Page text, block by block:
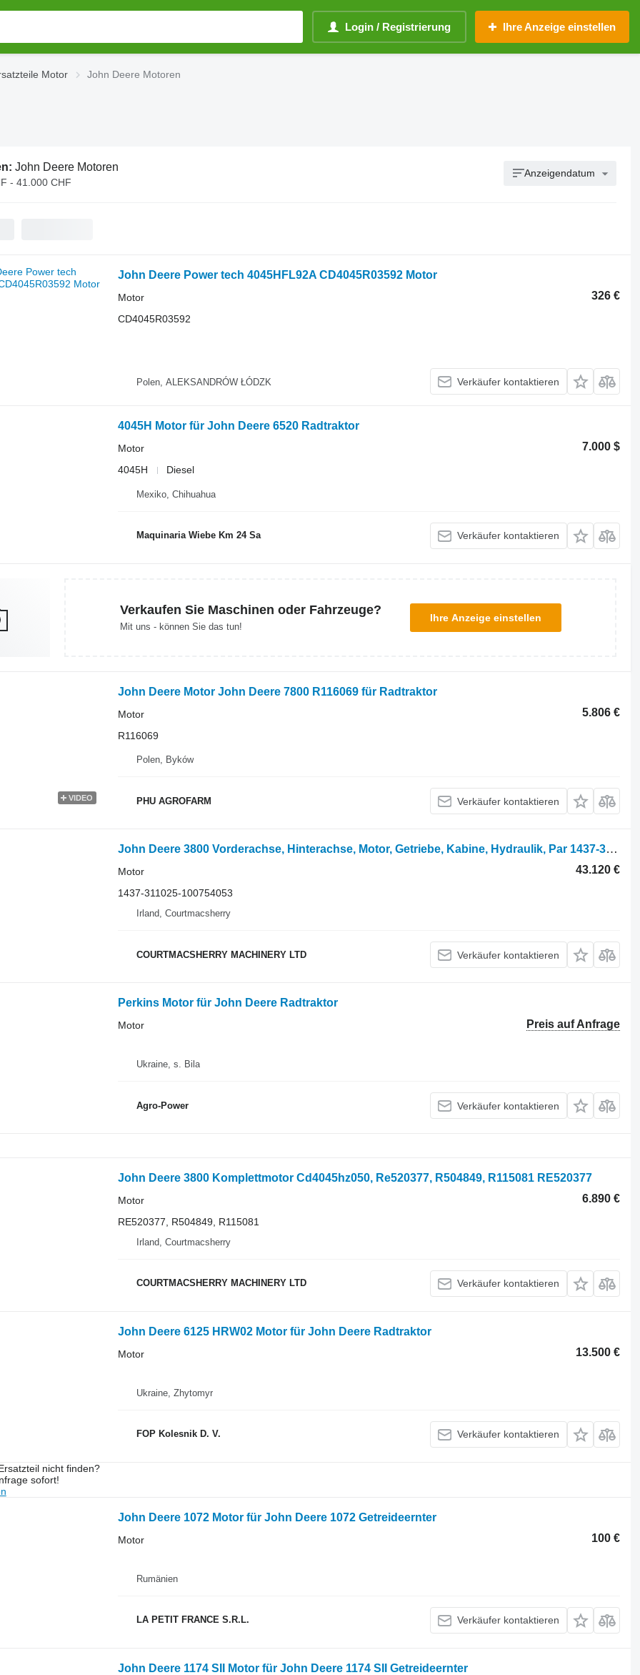
Login / Registrierung Ihre Anzeige einstellen
Motor John Deere Motoren
John Deere Motoren
- 41.000 CHF
Anzeigendatum
John Deere Power tech 4045HFL92A CD4045R03592 Motor
326 €
Motor
CD4045R03592
Polen, ALEKSANDRÓW ŁÓDZK Verkäufer kontaktieren
4045H Motor für John Deere 6520 Radtraktor
7.000 $
Motor
4045H
Diesel
Mexiko, Chihuahua
Maquinaria Wiebe Km 24 Sa Verkäufer kontaktieren
Verkaufen Sie Maschinen oder Fahrzeuge?
Mit uns - können Sie das tun!
Ihre Anzeige einstellen
VIDEO
John Deere Motor John Deere 7800 R116069 für Radtraktor
5.806 €
Motor
R116069
Polen, Byków
PHU AGROFARM Verkäufer kontaktieren
John Deere 3800 Vorderachse, Hinterachse, Motor, Getriebe, Kabine, Hydraulik, Par 1437-311025-100754053 für Hoflader
43.120 €
Motor
1437-311025-100754053
Irland, Courtmacsherry
COURTMACSHERRY MACHINERY LTD Verkäufer kontaktieren
Perkins Motor für John Deere Radtraktor
Preis auf Anfrage
Motor
Ukraine, s. Bila
Agro-Power Verkäufer kontaktieren
John Deere 3800 Komplettmotor Cd4045hz050, Re520377, R504849, R115081 RE520377
6.890 €
Motor
RE520377, R504849, R115081
Irland, Courtmacsherry
COURTMACSHERRY MACHINERY LTD Verkäufer kontaktieren
John Deere 6125 HRW02 Motor für John Deere Radtraktor
13.500 €
Motor
Ukraine, Zhytomyr
FOP Kolesnik D. V. Verkäufer kontaktieren
nicht finden?
sofort!
John Deere 1072 Motor für John Deere 1072 Getreideernter
100 €
Motor
Rumänien
LA PETIT FRANCE S.R.L. Verkäufer kontaktieren
John Deere 1174 SII Motor für John Deere 1174 SII Getreideernter